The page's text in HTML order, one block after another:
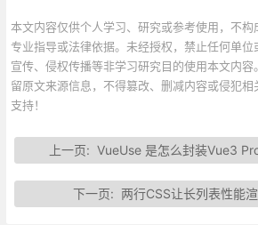
本文内容仅供个人学习、研究或参考使用，不构
专业指导或法律依据。未经授权，禁止任何单
宣传、侵权传播等非学习研究目的使用本文内
留原文来源信息，不得篡改、删减内容或侵犯
支持！
上一页:VueUse 是怎么封装Vue3
下一页: 两行CSS让长列表性能渲